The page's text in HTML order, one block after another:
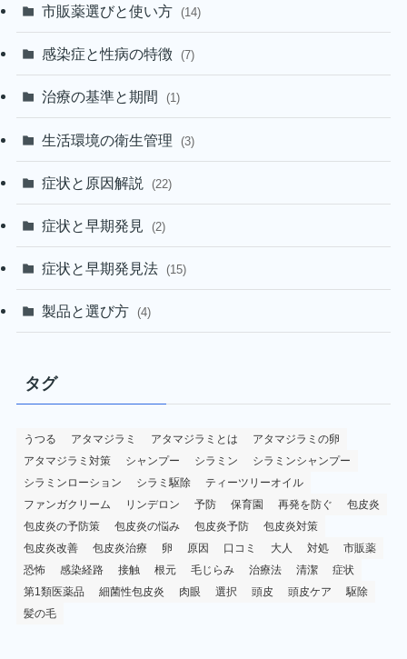
市販薬選びと使い方 (14)
感染症と性病の特徴 (7)
治療の基準と期間 (1)
生活環境の衛生管理 (3)
症状と原因解説 (22)
症状と早期発見 (2)
症状と早期発見法 (15)
製品と選び方 (4)
タグ
うつる アタマジラミ アタマジラミとは
アタマジラミの卵
アタマジラミ対策
シャンプー シラミン
シラミンシャンプー
シラミンローション
シラミ駆除
ティーツリーオイル
ファンガクリーム
リンデロン 予防 保育園 再発を防ぐ
包皮炎
包皮炎の予防策
包皮炎の悩み 包皮炎予防
包皮炎対策
包皮炎改善
包皮炎治療 卵 原因 口コミ 大人 対処
市販薬
恐怖
感染経路 接触 根元 毛じらみ 治療法 清潔
症状
第1類医薬品
細菌性包皮炎 肉眼 選択 頭皮 頭皮ケア
駆除
髪の毛